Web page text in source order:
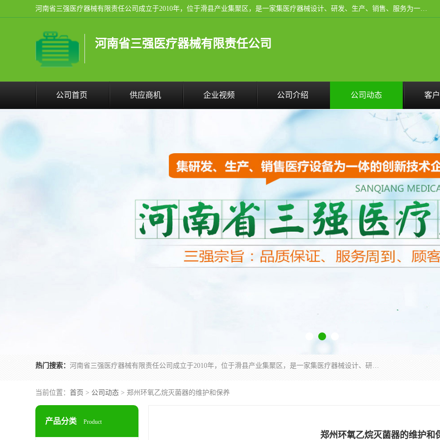
河南省三强医疗器械有限责任公司成立于2010年，位于滑县产业集聚区，是一家集医疗器械设计、研发、生产、销售、服务为一体的现代化高新技术企业。企业园区占地11.8万余平方米，设计建筑面积约13万平方米，总投资约5亿元，主要产品涵盖了清洗灭菌设备、消毒供应室整体配套方案、净化装修、洗消追溯系统、婴儿洗浴系统、物流仓储系统等6大板块。
河南省三强医疗器械有限责任公司
公司首页 供应商机 企业视频 公司介绍 公司动态 客
热门搜索： 河南省三强医疗器械有限责任公司成立于2010年，位于滑县产业集聚区，是一家集医疗器械设计、研发、生产、销售、服务为一体的现代化高新技术企业。企业园区占地11.8万余平方米，设计建筑面积约13万平方米，总投资约5亿元，主要产品涵盖了清洗灭菌设备、消毒供应室整体配套方案、净化装修、洗消追溯系统、婴儿洗浴系统、物流仓储系统等6大板块。
当前位置： 首页 > 公司动态 > 郑州环氧乙烷灭菌器的维护和保养
产品分类 Product
郑州环氧乙烷灭菌器的维护和